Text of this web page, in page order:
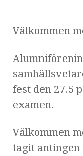
Välkommen
fest den 27.5
examen.
Välkommen
tagit